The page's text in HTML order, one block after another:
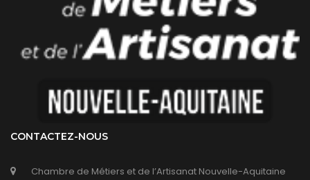
CONTACTEZ-NOUS
Chambre de Métiers et de l’Artisanat Nouvelle-Aquitaine